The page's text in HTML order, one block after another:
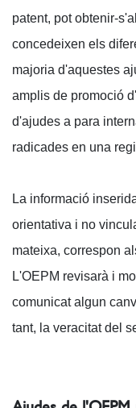
patent, pot obtenir-
concedeixen els
majoria d'aquestes
amplis de promoció
d'ajudes a para
radicades en una
La informació
orientativa i no
mateixa, correspon
L'OEPM revisarà i
comunicat algun
tant, la veracitat del